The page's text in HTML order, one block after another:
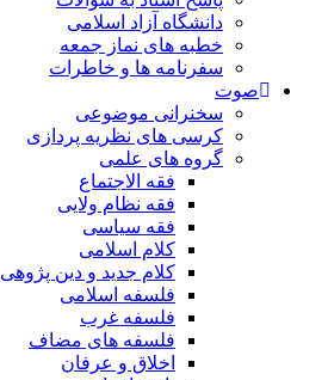
دانشگاه آزاد اسلامی
خطبه های نماز جمعه
سفرنامه ها و خاطرات
صوت
سخنرانی موضوعی
کرسی های نظریه پردازی
گروه های علمی
فقه الاجتماع
فقه نظام ولایی
فقه سیاسی
کلام اسلامی
کلام جدید و دین پژوهی
فلسفه اسلامی
فلسفه غرب
فلسفه های مضاف
اخلاق و عرفان